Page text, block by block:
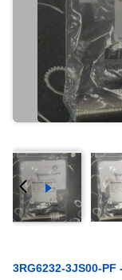
3RG6232-3JS00-